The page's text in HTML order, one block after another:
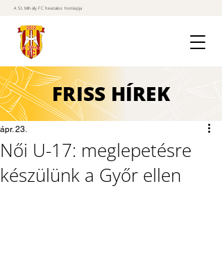
A St. Mihály FC hivatalos honlapja
FRISS HÍREK
Női U-17: meglepetésre
készülünk a Győr ellen
ápr. 23.